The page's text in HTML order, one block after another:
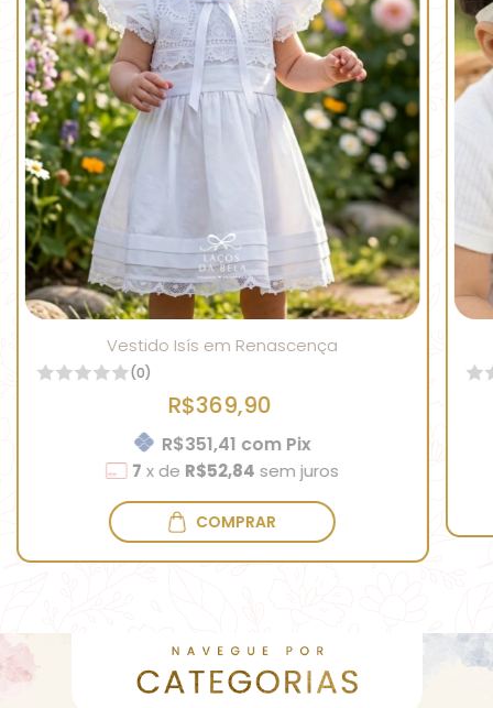
Vestido Isís em Renascença
(0)
R$369,90
R$351,41 com Pix
7 xde R$52,84 sem juros
COMPRAR